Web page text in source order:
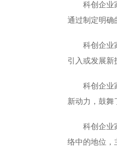
科创企业
通过制定明确
科创企业
引入或发展新
科创企业
新动力，鼓舞
科创企业
络中的地位，